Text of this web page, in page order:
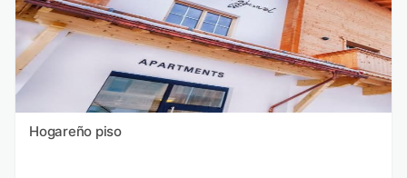
Hogareño piso